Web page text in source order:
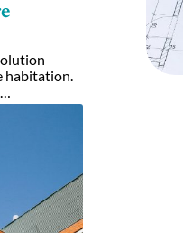
habitation.
…